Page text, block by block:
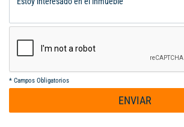
* Campos Obligatorios
ENVIAR